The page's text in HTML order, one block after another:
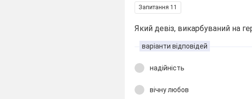
Запитання 11
Який девіз, викарбуваний на
варіанти відповідей
надійність
вічну любов